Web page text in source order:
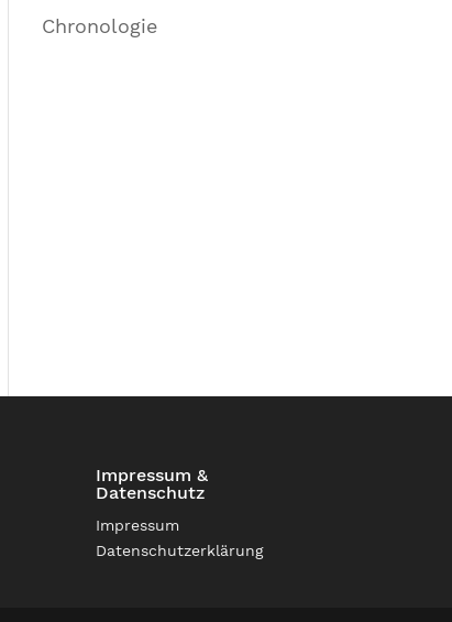
Chronologie
Impressum &
Datenschutz
Impressum
Datenschutzerklärung